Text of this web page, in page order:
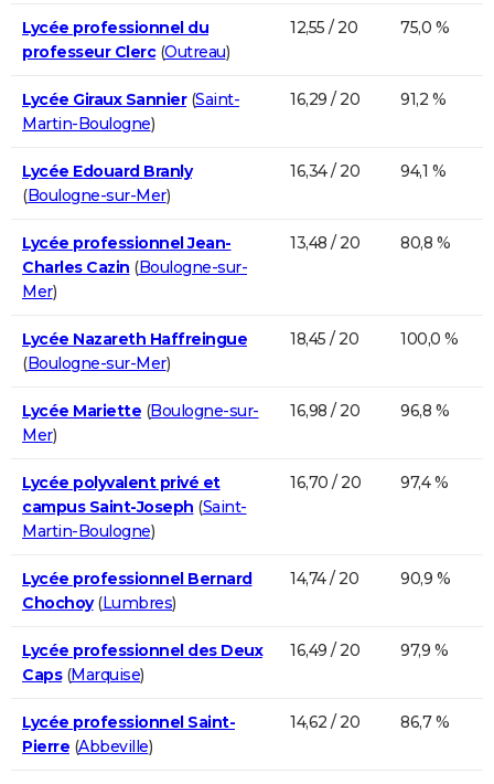
Lycée professionnel du
professeur Clerc(Outreau)
12,55 / 20 75,0 %
Lycée Giraux Sannier(Saint-
Martin-Boulogne)
16,29 / 20 91,2 %
Lycée Edouard Branly
(Boulogne-sur-Mer)
16,34 / 20 94,1 %
Lycée professionnel Jean-
Charles Cazin (Boulogne-sur-
Mer)
13,48 / 20 80,8 %
Lycée Nazareth Haffreingue
(Boulogne-sur-Mer)
18,45 / 20 100,0 %
Lycée Mariette (Boulogne-sur-
Mer)
16,98 / 20 96,8 %
Lycée polyvalent privé et
campus Saint-Joseph (Saint-
Martin-Boulogne)
16,70 / 20 97,4 %
Lycée professionnel Bernard
Chochoy(Lumbres)
14,74 / 20 90,9 %
Lycée professionnel des Deux
Caps(Marquise)
16,49 / 20 97,9 %
Lycée professionnel Saint-
Pierre (Abbeville)
14,62 / 20 86,7 %